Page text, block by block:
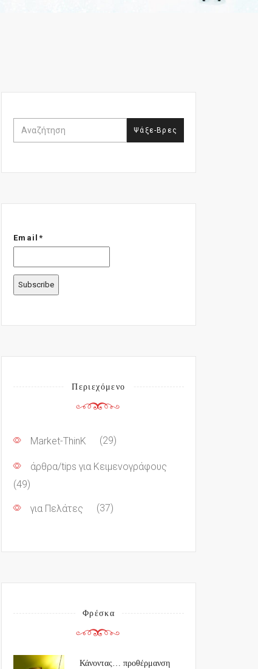
Email*
Περιεχόμενο
Market-ThinK (29)
άρθρα/tips για Κειμενογράφους
(49)
για Πελάτες (37)
Φρέσκα
Κάνοντας… προθέρμανση